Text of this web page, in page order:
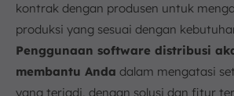
kontrak dengan produsen untuk
produksi yang sesuai dengan
Penggunaan software distribusi
membantu Anda dalam mengatasi
yang terjadi, dengan solusi dan fitur